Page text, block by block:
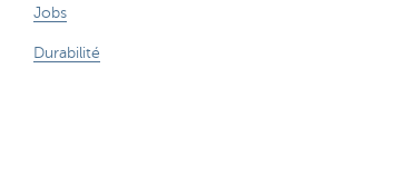
Jobs
Durabilité